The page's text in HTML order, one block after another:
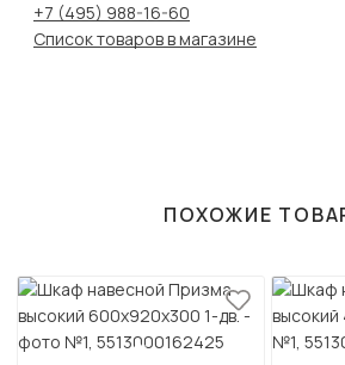
+7 (495) 988-16-60
Список товаров в магазине
ПОХОЖИЕ